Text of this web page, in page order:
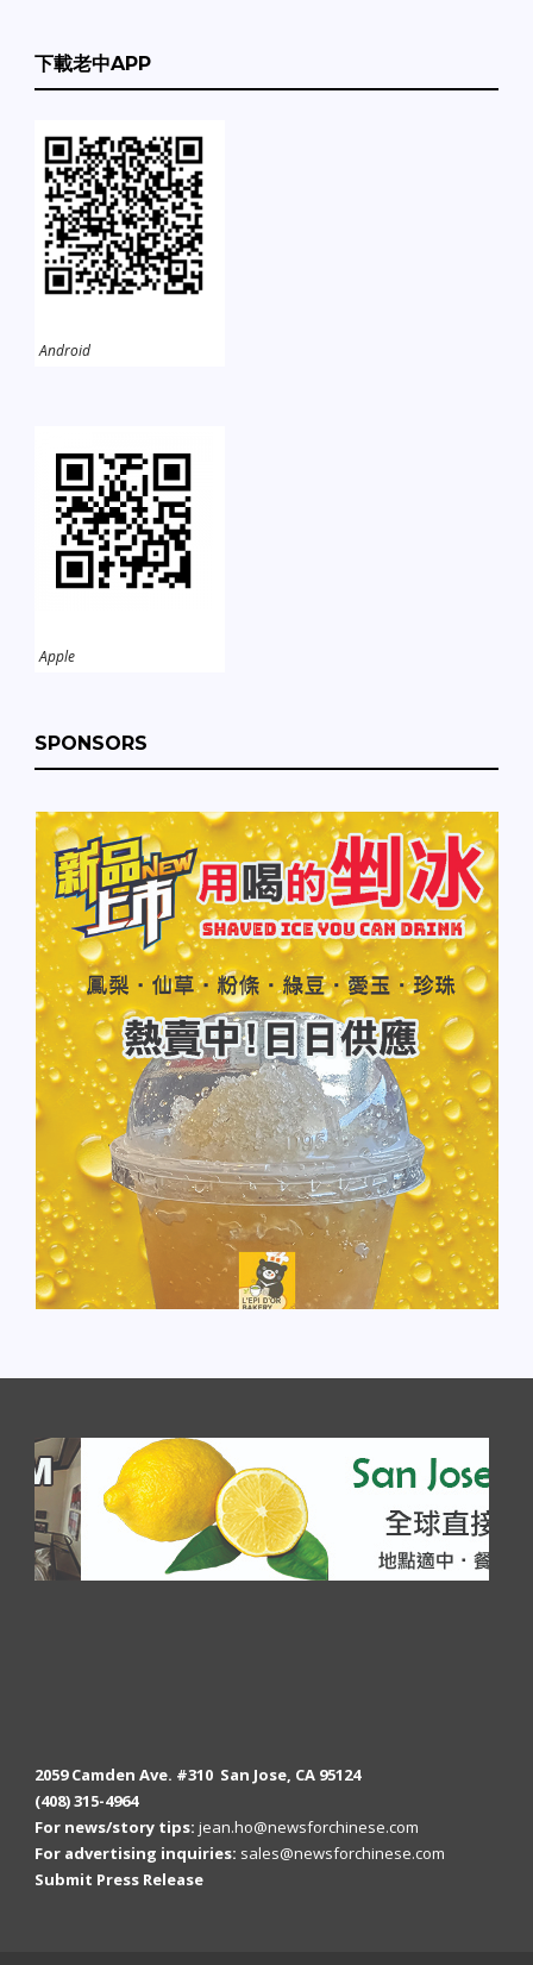
下載老中APP
Android
Apple
SPONSORS
2059 Camden Ave. #310 San Jose, CA 95124
(408) 315-4964
For news/story tips: jean.ho@newsforchinese.com
For advertising inquiries: sales@newsforchinese.com
Submit Press Release